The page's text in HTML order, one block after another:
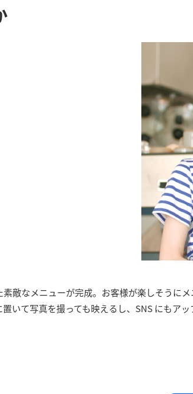
敵なメニューが完成。お客様が楽しそうに
いて写真を撮っても映えるし、SNS にもア